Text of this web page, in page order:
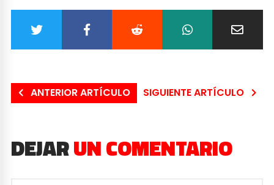
ANTERIOR ARTÍCULO SIGUIENTE ARTÍCULO
DEJARUN COMENTARIO